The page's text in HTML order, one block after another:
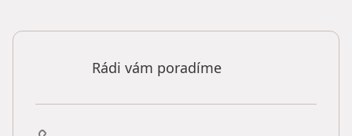
Rádi vám poradíme